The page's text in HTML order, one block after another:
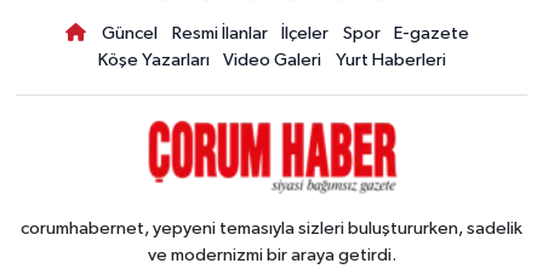
Güncel Resmi İlanlar İlçeler Spor
E-gazete
Köşe Yazarları
Video Galeri Yurt Haberleri
corumhabernet, yepyeni temasıyla sizleri buluştururken, sadelik
ve modernizmi bir araya getirdi.